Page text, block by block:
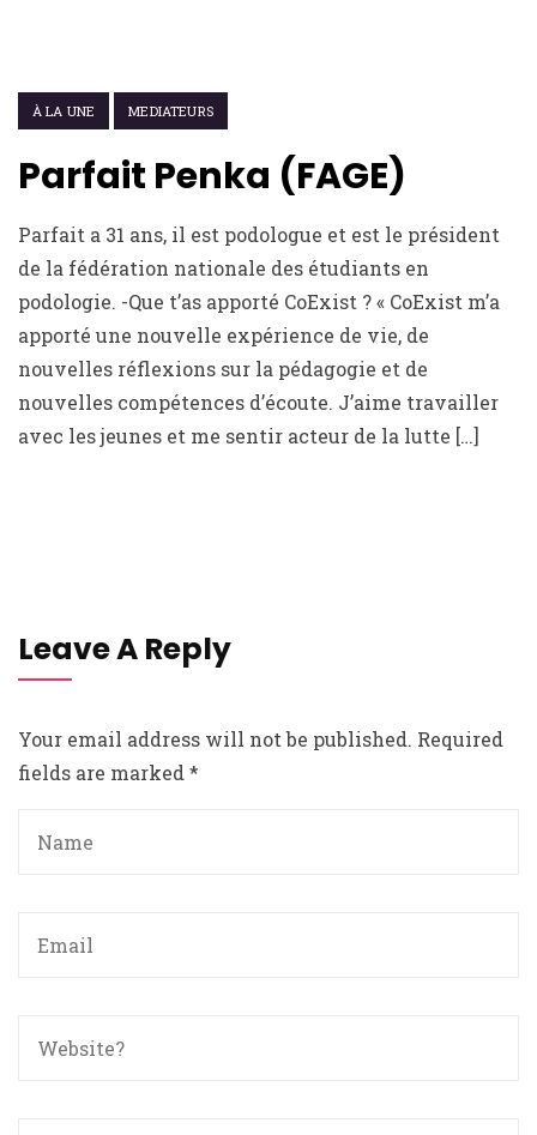
À LA UNE MEDIATEURS
Parfait Penka (FAGE)
Parfait a 31 ans, il est podologue et est le président
de la fédération nationale des étudiants en
podologie. -Que t’as apporté CoExist ? « CoExist m’a
apporté une nouvelle expérience de vie, de
nouvelles réflexions sur la pédagogie et de
nouvelles compétences d’écoute. J’aime travailler
avec les jeunes et me sentir acteur de la lutte […]
Leave A Reply
Your email address will not be published. Required
fields are marked *